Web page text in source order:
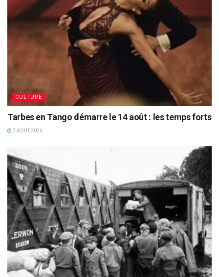
CULTURE
Tarbes en Tango démarre le 14 août : les temps forts
7 AOÛT 2026